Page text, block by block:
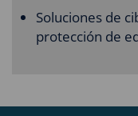
Soluciones de
protección de